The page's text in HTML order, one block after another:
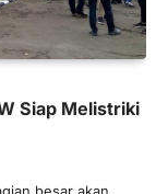
Siap Melistriki
Urea RI,
Kembali
mulai
komoditas
Di tengah